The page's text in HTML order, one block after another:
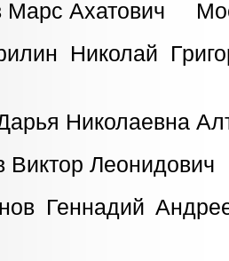
Ахатович
Николай
Николаевна
Геннадий